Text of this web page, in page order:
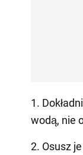
1.
wodą, nie
2. Osusz